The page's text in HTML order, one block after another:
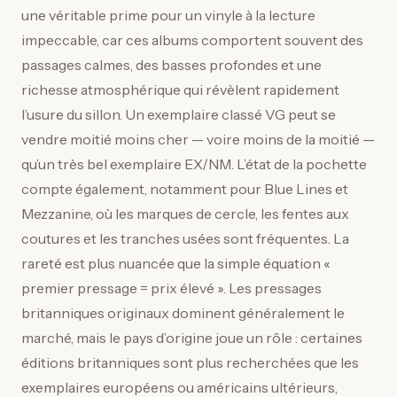
une véritable prime pour un vinyle à la lecture
impeccable, car ces albums comportent souvent des
passages calmes, des basses profondes et une
richesse atmosphérique qui révèlent rapidement
l’usure du sillon. Un exemplaire classé VG peut se
vendre moitié moins cher — voire moins de la moitié —
qu’un très bel exemplaire EX/NM. L’état de la pochette
compte également, notamment pour Blue Lines et
Mezzanine, où les marques de cercle, les fentes aux
coutures et les tranches usées sont fréquentes. La
rareté est plus nuancée que la simple équation «
premier pressage = prix élevé ». Les pressages
britanniques originaux dominent généralement le
marché, mais le pays d’origine joue un rôle : certaines
éditions britanniques sont plus recherchées que les
exemplaires européens ou américains ultérieurs,